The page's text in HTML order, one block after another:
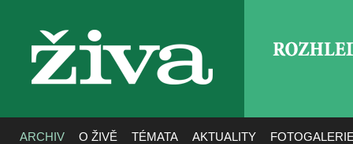
živa
ARCHIV O ŽIVĚ TÉMATA AKTUALITY